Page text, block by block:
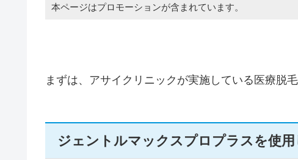
本ページはプロモーションが含まれています。
まずは、アサイクリニックが実施している医療脱
ジェントルマックスプロプラスを使